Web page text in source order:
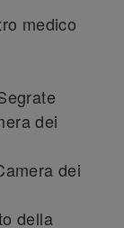
medico
dei
dei
della